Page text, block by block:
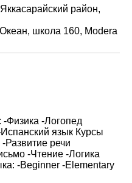
район,
школа 160, Modera
Физика -Логопед
язык Курсы
Развитие речи
-Чтение -Логика
-Beginner -Elementary